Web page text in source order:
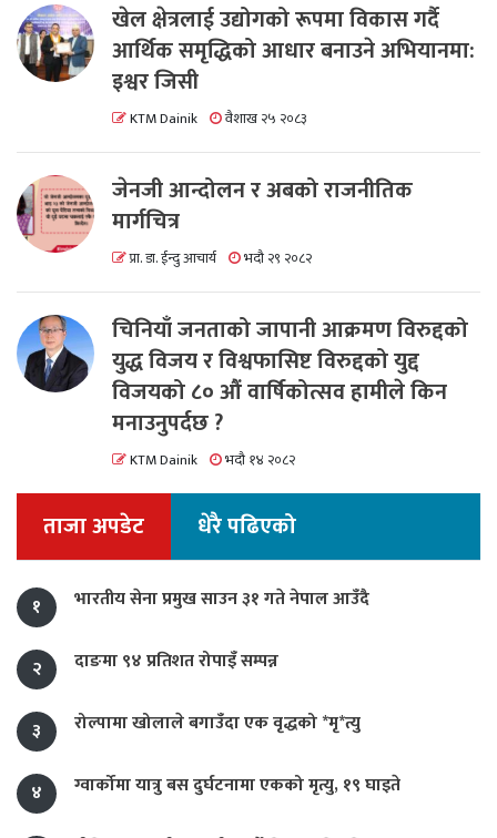
खेल क्षेत्रलाई उद्योगको रूपमा विकास गर्दै
आर्थिक समृद्धिको आधार बनाउने अभियानमा:
इश्वर जिसी
KTM Dainik वैशाख २५ २०८३
जेनजी आन्दोलन र अबको राजनीतिक
मार्गचित्र
प्रा. डा. ईन्दु आचार्य भदौ २९ २०८२
चिनियाँ जनताको जापानी आक्रमण विरुद्दको
युद्ध विजय र विश्वफासिष्ट विरुद्दको युद्द
विजयको ८० औं वार्षिकोत्सव हामीले किन
मनाउनुपर्दछ ?
KTM Dainik भदौ १४ २०८२
ताजा अपडेट धेरै पढिएको
१ भारतीय सेना प्रमुख साउन ३१ गते नेपाल आउँदै
२ दाङमा ९४ प्रतिशत रोपाइँ सम्पन्न
३ रोल्पामा खोलाले बगाउँदा एक वृद्धको *मृ*त्यु
४ ग्वार्कोमा यात्रु बस दुर्घटनामा एकको मृत्यु, १९ घाइते